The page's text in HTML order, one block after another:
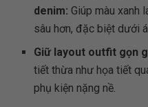
denim: Giúp màu xanh
sâu hơn, đặc biệt dưới
Giữ layout outfit gọn
tiết thừa như họa tiết
phụ kiện nặng nề.